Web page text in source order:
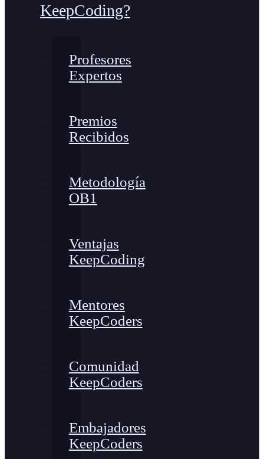
KeepCoding?
Profesores
Expertos
Premios
Recibidos
Metodología
OB1
Ventajas
KeepCoding
Mentores
KeepCoders
Comunidad
KeepCoders
Embajadores
KeepCoders